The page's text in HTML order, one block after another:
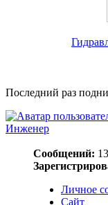
Последний раз
Инженер
Сообщений:
Личное
Сайт